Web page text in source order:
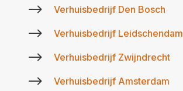
$ Verhuisbedrijf Den Bosch
$ Verhuisbedrijf Leidschendam
$ Verhuisbedrijf Zwijndrecht
$ Verhuisbedrijf Amsterdam